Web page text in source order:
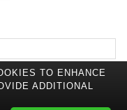
TO ENHANCE
ADDITIONAL